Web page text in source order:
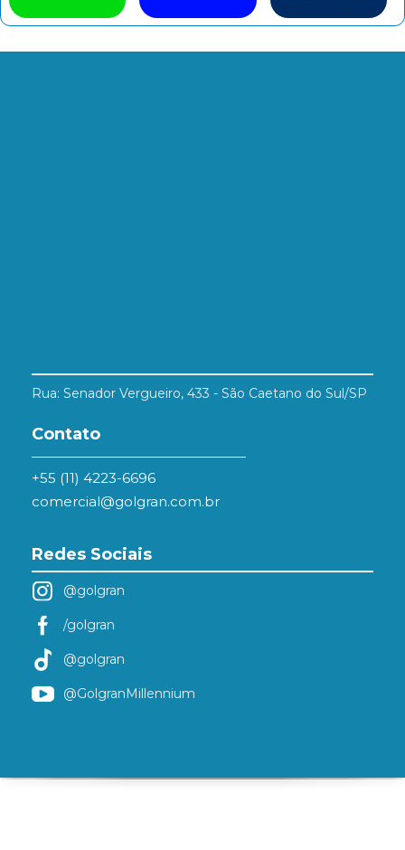
Rua: Senador Vergueiro, 433 - São Caetano do Sul/SP
Contato
+55 (11) 4223-6696
comercial@golgran.com.br
Redes Sociais
@golgran
/golgran
@golgran
@GolgranMillennium